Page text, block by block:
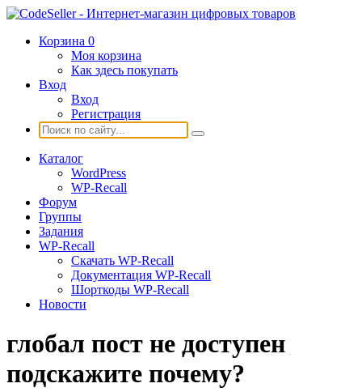
Корзина 0
Моя корзина
Как здесь покупать
Вход
Вход
Регистрация
Каталог
WordPress
WP-Recall
Форум
Группы
Задания
WP-Recall
Скачать WP-Recall
Документация WP-Recall
Шорткоды WP-Recall
Новости
глобал пост не доступен
подскажите почему?